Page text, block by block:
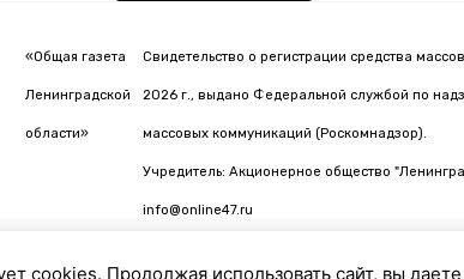
«Общая газета
Ленинградской
области»
Свидетельство о регистрации средства
2026 г., выдано Федеральной службой по
массовых коммуникаций (Роскомнадзор).
Учредитель: Акционерное общество
info@online47.ru
cookies. Продолжая использовать сайт, вы